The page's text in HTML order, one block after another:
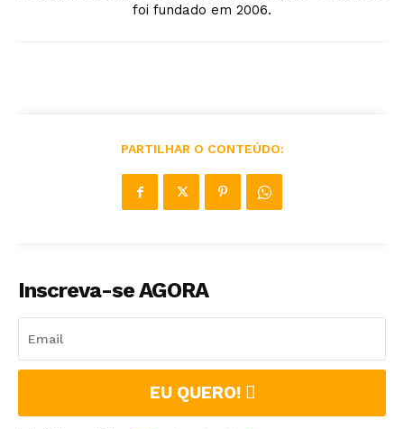
foi fundado em 2006.
PARTILHAR O CONTEÚDO:
Inscreva-se AGORA
EU QUERO!